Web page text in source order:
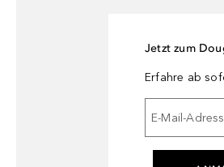
Jetzt zum
Erfahre ab
E-Mail-